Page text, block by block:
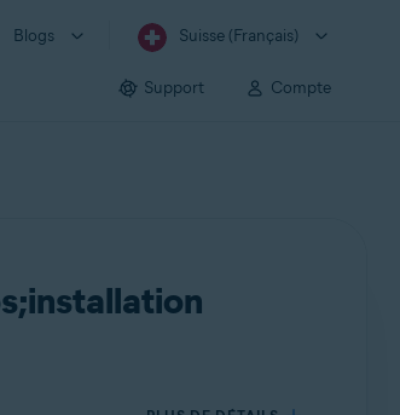
Blogs Suisse (Français)
Support Compte